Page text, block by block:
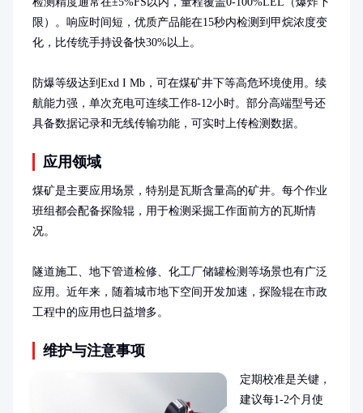
限）。响应时间短，优质产品能在15秒内检测到甲烷浓度变
化，比传统手持设备快30%以上。
防爆等级达到Exd I Mb，可在煤矿井下等高危环境使用。续
航能力强，单次充电可连续工作8-12小时。部分高端型号还
具备数据记录和无线传输功能，可实时上传检测数据。
应用领域
煤矿是主要应用场景，特别是瓦斯含量高的矿井。每个作业
班组都会配备探险辊，用于检测采掘工作面前方的瓦斯情
况。
隧道施工、地下管道检修、化工厂储罐检测等场景也有广泛
应用。近年来，随着城市地下空间开发加速，探险辊在市政
工程中的应用也日益增多。
维护与注意事项
定期校准是关键，
建议每1-2个月使